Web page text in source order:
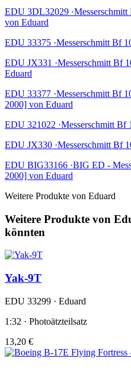
EDU 3DL32029
von Eduard
EDU 33375 ·Messerschmitt Bf
EDU JX331 ·Messerschmitt Bf
Eduard
EDU 33377 ·Messerschmitt Bf
2000] von Eduard
EDU 321022 ·Messerschmitt
EDU JX330 ·Messerschmitt Bf
EDU BIG33166 ·BIG ED -
2000] von Eduard
Weitere Produkte von Eduard
Weitere Produkte von
könnten
Yak-9T
EDU 33299 · Eduard
1:32 · Photoätzteilsatz
13,20 €